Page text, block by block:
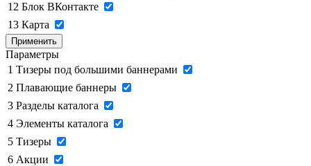
12 Блок ВКонтакте
13 Карта
Применить
Параметры
1 Тизеры под большими баннерами
2 Плавающие баннеры
3 Разделы каталога
4 Элементы каталога
5 Тизеры
6 Акции